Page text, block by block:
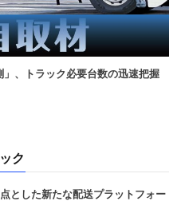
」、トラック必要台数の迅速把握
ク
とした新たな配送プラットフォー